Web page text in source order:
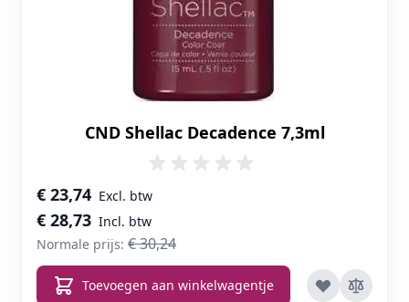
CND Shellac Decadence 7,3ml
Speciale prijs
€ 28,73
€ 23,74
Normale prijs: € 30,24
Toevoegen aan winkelwagentje